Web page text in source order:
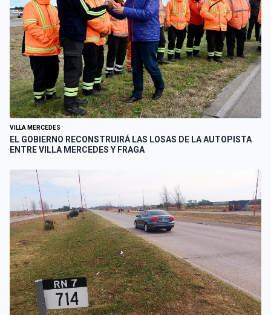
VILLA MERCEDES
EL GOBIERNO RECONSTRUIRÁ LAS LOSAS DE LA AUTOPISTA
ENTRE VILLA MERCEDES Y FRAGA